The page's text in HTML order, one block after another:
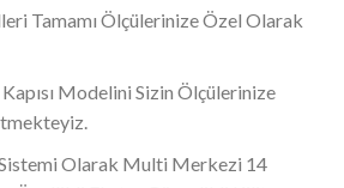
Tamamı Ölçülerinize Özel Olarak
Modelini Sizin Ölçülerinize
Olarak Multi Merkezi 14